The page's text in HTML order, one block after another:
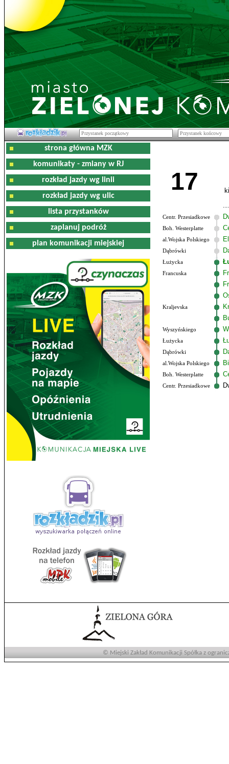
strona główna MZK
komunikaty - zmiany w RJ
rozkład jazdy wg linii
rozkład jazdy wg ulic
lista przystanków
zaplanuj podróż
plan komunikacji miejskiej
17
Centr. Przesiadkowe
Boh. Westerplatte
al.Wojska Polskiego
Dąbrówki
Łużycka
Francuska
Kraljevska
Wyszyńskiego
Łużycka
Dąbrówki
al.Wojska Polskiego
Boh. Westerplatte
Centr. Przesiadkowe
© Miejski Zakład Komunikacji Spółka z